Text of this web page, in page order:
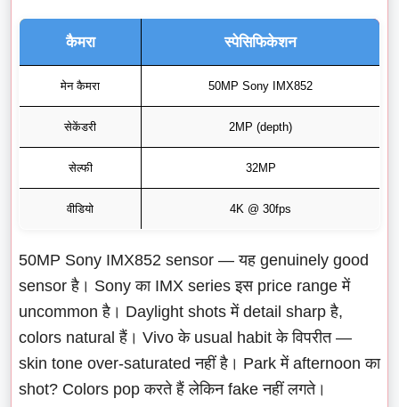
कैमरा स्पेसिफिकेशन
मेन कैमरा 50MP Sony IMX852
सेकेंडरी 2MP (depth)
सेल्फी 32MP
वीडियो 4K @ 30fps
50MP Sony IMX852 sensor — यह genuinely good
sensor है। Sony का IMX series इस price range में
uncommon है। Daylight shots में detail sharp है,
colors natural हैं। Vivo के usual habit के विपरीत —
skin tone over-saturated नहीं है। Park में afternoon का
shot? Colors pop करते हैं लेकिन fake नहीं लगते।